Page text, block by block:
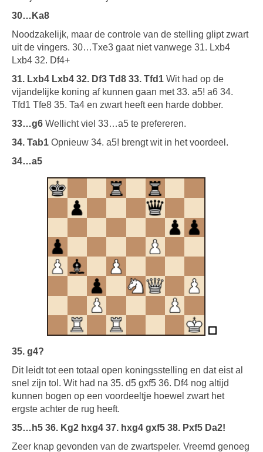
30…Ka8
Noodzakelijk, maar de controle van de stelling glipt zwart
uit de vingers. 30…Txe3 gaat niet vanwege 31. Lxb4
Lxb4 32. Df4+
31. Lxb4 Lxb4 32. Df3 Td8 33. Tfd1 Wit had op de
vijandelijke koning af kunnen gaan met 33. a5! a6 34.
Tfd1 Tfe8 35. Ta4 en zwart heeft een harde dobber.
33…g6 Wellicht viel 33…a5 te prefereren.
34. Tab1 Opnieuw 34. a5! brengt wit in het voordeel.
34…a5
35. g4?
Dit leidt tot een totaal open koningsstelling en dat eist al
snel zijn tol. Wit had na 35. d5 gxf5 36. Df4 nog altijd
kunnen bogen op een voordeeltje hoewel zwart het
ergste achter de rug heeft.
35…h5 36. Kg2 hxg4 37. hxg4 gxf5 38. Pxf5 Da2!
Zeer knap gevonden van de zwartspeler. Vreemd genoeg